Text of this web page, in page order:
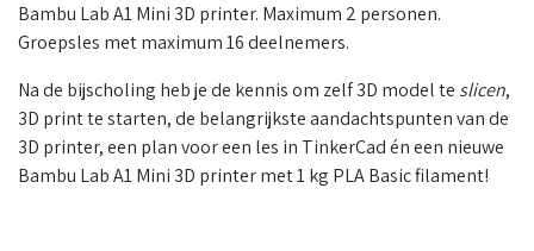
Bambu Lab A1 Mini 3D printer. Maximum 2 personen.
Groepsles met maximum 16 deelnemers.
Na de bijscholing heb je de kennis om zelf 3D model te slicen,
3D print te starten, de belangrijkste aandachtspunten van de
3D printer, een plan voor een les in TinkerCad én een nieuwe
Bambu Lab A1 Mini 3D printer met 1 kg PLA Basic filament!